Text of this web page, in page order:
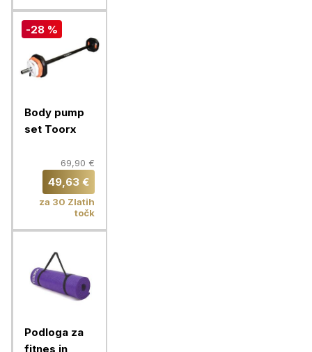
-28 %
Body pump
set Toorx
69,90 €
49,63 €
za 30 Zlatih
točk
Podloga za
fitnes in